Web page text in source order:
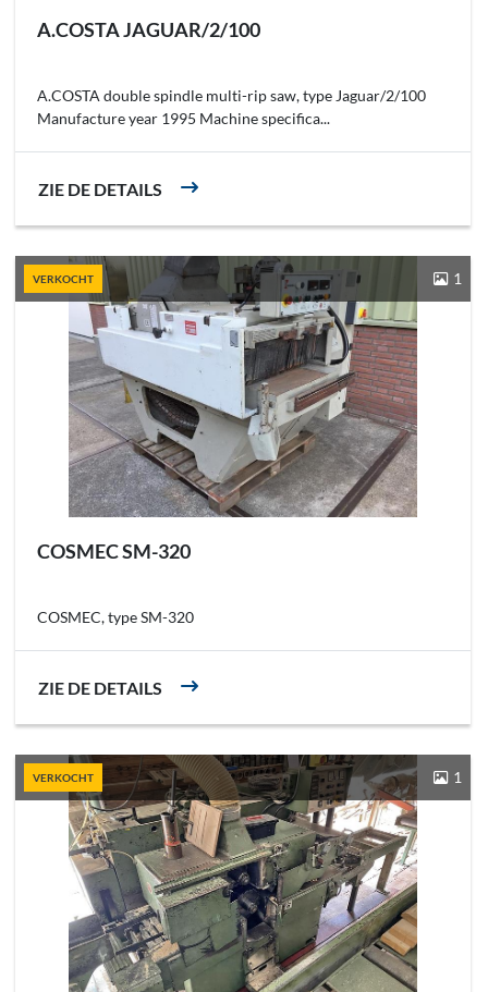
A.COSTA JAGUAR/2/100
A.COSTA double spindle multi-rip saw, type Jaguar/2/100
Manufacture year 1995 Machine specifica...
ZIE DE DETAILS
VERKOCHT 1
COSMEC SM-320
COSMEC, type SM-320
ZIE DE DETAILS
VERKOCHT 1